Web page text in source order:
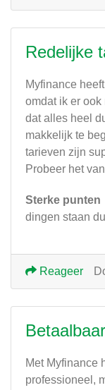
Redelijke
Myfinance
omdat ik er ook
dat alles heel
makkelijk te
tarieven zijn
Probeer het
Sterke punten
dingen staan
Reageer
Met Myfinance
professioneel,